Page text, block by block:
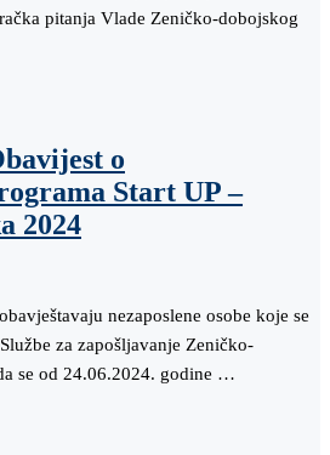
pitanja Vlade Zeničko-dobojskog
o
Start UP –
2024
nezaposlene osobe koje se
za zapošljavanje Zeničko-
se od 24.06.2024. godine …